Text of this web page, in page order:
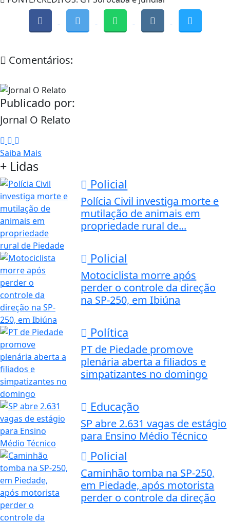
Comentários:
Publicado por:
Jornal O Relato
Saiba Mais
+ Lidas
Policial
Polícia Civil investiga morte e
mutilação de animais em
propriedade rural de...
Policial
Motociclista morre após
perder o controle da direção
na SP-250, em Ibiúna
Política
PT de Piedade promove
plenária aberta a filiados e
simpatizantes no domingo
Educação
SP abre 2.631 vagas de estágio
para Ensino Médio Técnico
Policial
Caminhão tomba na SP-250,
em Piedade, após motorista
perder o controle da direção